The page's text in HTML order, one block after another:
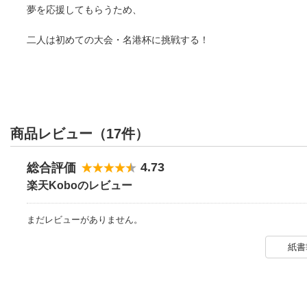
夢を応援してもらうため、
二人は初めての大会・名港杯に挑戦する！
商品レビュー（17件）
総合評価 4.73
楽天Koboのレビュー
まだレビューがありません。
紙